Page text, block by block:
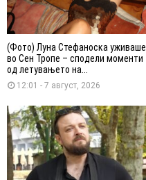
(Фото) Луна Стефаноска уживаше
во Сен Тропе – сподели моменти
од летувањето на...
12:01 - 7 август, 2026